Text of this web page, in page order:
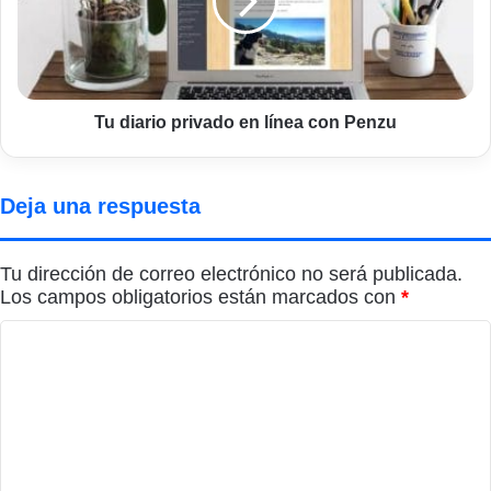
Penzu
Tu diario privado en línea con Penzu
Deja una respuesta
Tu dirección de correo electrónico no será publicada.
Los campos obligatorios están marcados con *